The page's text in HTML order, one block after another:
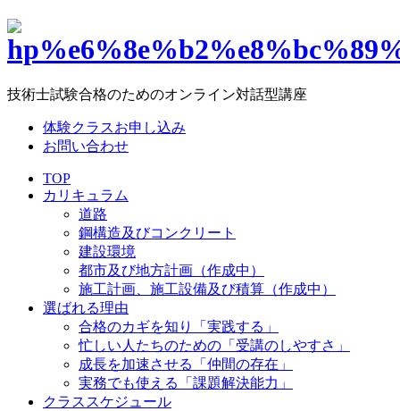
技術士試験合格のためのオンライン対話型講座
体験クラスお申し込み
お問い合わせ
TOP
カリキュラム
道路
鋼構造及びコンクリート
建設環境
都市及び地方計画（作成中）
施工計画、施工設備及び積算（作成中）
選ばれる理由
合格のカギを知り「実践する」
忙しい人たちのための「受講のしやすさ」
成長を加速させる「仲間の存在」
実務でも使える「課題解決能力」
クラススケジュール